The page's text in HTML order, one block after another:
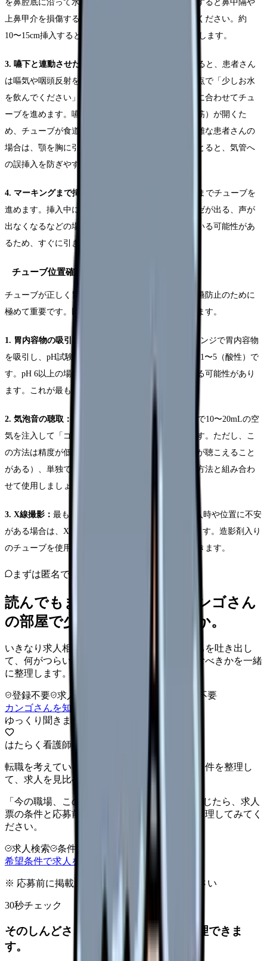
を鼻腔底に沿って水平に挿入します。上向きに挿入すると鼻中隔や
上鼻甲介を損傷するため、必ず床面に平行に進めてください。約
10〜15cm挿入すると、チューブの先端が咽頭に到達します。
3. 嚥下と連動させた進め方：
チューブが咽頭に達すると、患者さん
は嘔気や咽頭反射を感じることがあります。この時点で「少しお水
を飲んでください」と声をかけ、嚥下のタイミングに合わせてチュ
ーブを進めます。嚥下時には食道の入口（輪状咽頭筋）が開くた
め、チューブが食道に入りやすくなります。嚥下困難な患者さんの
場合は、顎を胸に引き付けた姿勢（頸部前屈位）をとると、気管へ
の誤挿入を防ぎやすくなります。
4. マーキングまで挿入：
事前にマーキングした位置までチューブを
進めます。挿入中に患者さんが咳き込む、チアノーゼが出る、声が
出なくなるなどの場合は、チューブが気管に入っている可能性があ
るため、すぐに引き抜いてください。
チューブ位置確認の3つの方法
チューブが正しく胃に入っていることの確認は、誤嚥防止のために
極めて重要です。以下の方法を組み合わせて確認します。
1. 胃内容物の吸引とpH確認：
カテーテルチップシリンジで胃内容物
を吸引し、pH試験紙で確認します。胃液のpHは通常1〜5（酸性）で
す。pH 6以上の場合は気管内や腸内に留置されている可能性があり
ます。これが最も推奨される確認方法です。
2. 気泡音の聴取：
聴診器を心窩部に当て、シリンジで10〜20mLの空
気を注入して「ゴボゴボ」という気泡音を確認します。ただし、こ
の方法は精度が低く（食道や気管に入っていても音が聴こえること
がある）、単独での位置確認には不十分です。他の方法と組み合わ
せて使用しましょう。
3. X線撮影： 最も確実な位置確認方法です。初回挿入時や位置に不安
がある場合は、X線撮影で確認することが推奨されます。造影剤入り
のチューブを使用すれば、より明確に位置を確認できます。
まずは匿名で整理
読んでもまだ苦しいなら、カンゴさん
の部屋で少し話してみませんか。
いきなり求人相談には進みません。今の気持ちを吐き出し
て、何がつらいのか、辞めるべきか、少し休むべきかを一緒
に整理します。
登録不要 求人押し売りなし
病院名は入力不要
カンゴさんを知ってから相談する
ゆっくり聞きます
はたらく看護師さん 求人
転職を考えている看護師さんへ。まずは希望条件を整理し
て、求人を見比べられます。
「今の職場、このままでいいのかな...」そう感じたら、求人
票の条件と応募前に確認したい不安を分けて整理してみてく
ださい。
求人検索 条件整理
希望条件で求人を探す
※ 応募前に掲載元の最新情報を確認してください
30秒チェック
そのしんどさ、転職すべきサインか整理できま
す。